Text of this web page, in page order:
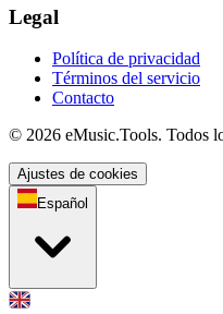
Legal
Política de privacidad
Términos del servicio
Contacto
© 2026 eMusic.Tools. Todos
Ajustes de cookies
Español